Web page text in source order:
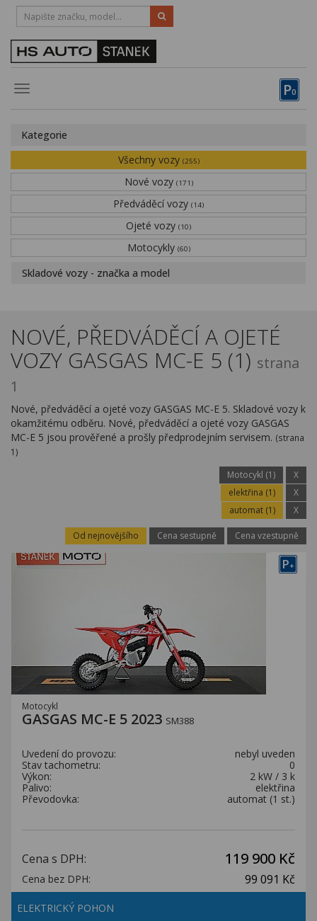
P0
Toggle
HOTLINE:
STRAKONICE-383 335 366
Obytné vozy
Financování
Novinky
Kontakty
Kategorie
Všechny vozy (255)
Nové vozy (171)
Předváděcí vozy (14)
Ojeté vozy (10)
Motocykly (60)
Skladové vozy - značka a model
NOVÉ, PŘEDVÁDĚCÍ A OJETÉ
VOZY GASGAS MC-E 5 (1) strana
1
Nové, předváděcí a ojeté vozy GASGAS MC-E 5. Skladové vozy k
okamžitému odběru. Nové, předváděcí a ojeté vozy GASGAS
MC-E 5 jsou prověřené a prošly předprodejním servisem. (strana
1)
Motocykl (1)
X
elektřina (1)
X
automat (1)
X
Od nejnovějšího Cena sestupně Cena vzestupně
P+
Motocykl
GASGAS MC-E 5 2023 SM388
Uvedení do provozu:
nebyl uveden
Stav tachometru:
0
Výkon:
2 kW / 3 k
Palivo:
elektřina
Převodovka:
automat (1 st.)
Cena s DPH: 119 900 Kč
Cena bez DPH: 99 091 Kč
ELEKTRICKÝ POHON